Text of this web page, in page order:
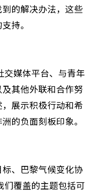
的解决办法，这些
持。
交媒体平台、与青年
其他外联和合作努
展示积极行动和希
的负面刻板印象。
、巴黎气候变化协
们覆盖的主题包括可